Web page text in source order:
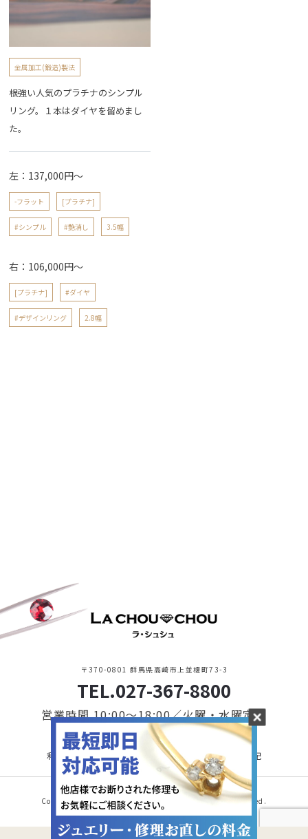
金属加工(鍛造)製法
根強い人気のプラチナのシンプル
リング。１本はダイヤを留めまし
た。
左：137,000円〜
-フラット [プラチナ]
#シンプル #艶消し 3.5幅
右：106,000円〜
[プラチナ] #ダイヤ
#デザインリング 2.8幅
〒370-0801 群馬県高崎市上並榎町73-3
TEL.027-367-8800
営業時間 10:00〜18:00／火曜・水曜定休
利用規約・プライバシーポリシー特定商取引に基づく表記
Copyright © 2021 LA CHOU CHOU. All Rights Reserved.